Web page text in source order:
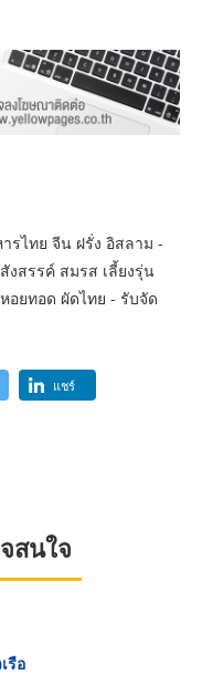
รไทย จีน ฝรั่ง อิสลาม -
งสรรค์ สมรส เลี้ยงรุ่น
อยทอด ผัดไทย - รับจัด
แชร์
สนใจ
รือ